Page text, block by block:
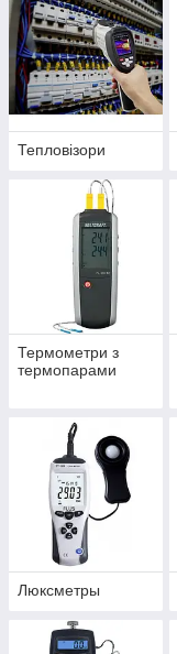
Тепловізори
Термометри з
термопарами
Люксметры